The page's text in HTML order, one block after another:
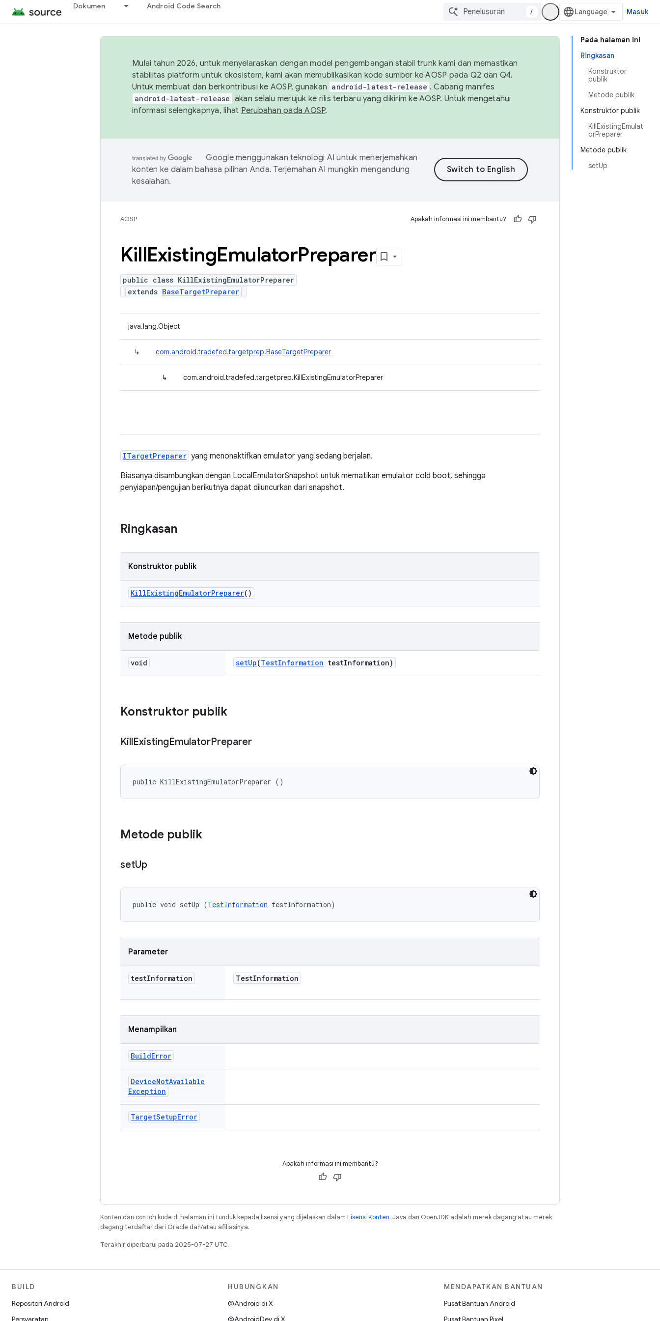
Dokumen Android Code Search
/ Masuk
Pada halaman ini
Ringkasan
Konstruktor
publik
Metode publik
Konstruktor publik
KillExistingEmulat
orPreparer
Metode publik
setUp
Mulai tahun 2026, untuk menyelaraskan dengan model pengembangan stabil trunk kami dan memastikan
stabilitas platform untuk ekosistem, kami akan memublikasikan kode sumber ke AOSP pada Q2 dan Q4.
Untuk membuat dan berkontribusi ke AOSP, gunakan android-latest-release . Cabang manifes
android-latest-release akan selalu merujuk ke rilis terbaru yang dikirim ke AOSP. Untuk mengetahui
informasi selengkapnya, lihat Perubahan pada AOSP.
Google menggunakan teknologi AI untuk menerjemahkan
konten ke dalam bahasa pilihan Anda. Terjemahan AI mungkin mengandung
kesalahan.
AOSP Apakah informasi ini membantu?
KillExistingEmulatorPreparer
public class KillExistingEmulatorPreparer
extends BaseTargetPreparer
java.lang.Object
↳ com.android.tradefed.targetprep.BaseTargetPreparer
↳ com.android.tradefed.targetprep.KillExistingEmulatorPreparer
ITargetPreparer yang menonaktifkan emulator yang sedang berjalan.
Biasanya disambungkan dengan LocalEmulatorSnapshot untuk mematikan emulator cold boot, sehingga
penyiapan/pengujian berikutnya dapat diluncurkan dari snapshot.
Ringkasan
Konstruktor publik
KillExistingEmulatorPreparer()
Metode publik
void setUp(TestInformation testInformation)
Konstruktor publik
KillExistingEmulatorPreparer
public KillExistingEmulatorPreparer ()
Metode publik
setUp
public void setUp (TestInformation testInformation)
Parameter
testInformation TestInformation
Menampilkan
BuildError
DeviceNotAvailable
Exception
TargetSetupError
Apakah informasi ini membantu?
Konten dan contoh kode di halaman ini tunduk kepada lisensi yang dijelaskan dalam Lisensi Konten. Java dan OpenJDK adalah merek dagang atau merek
dagang terdaftar dari Oracle dan/atau afiliasinya.
Terakhir diperbarui pada 2025-07-27 UTC.
BUILD
Repositori Android
Persyaratan
HUBUNGKAN
@Android di X
@AndroidDev di X
MENDAPATKAN BANTUAN
Pusat Bantuan Android
Pusat Bantuan Pixel